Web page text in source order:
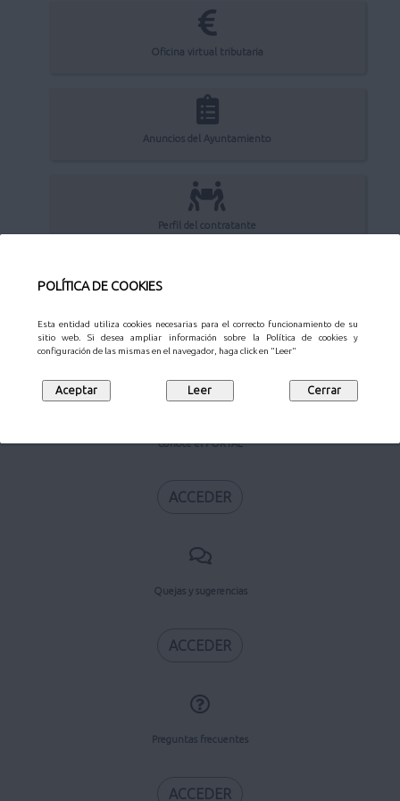
POLÍTICA DE COOKIES
Esta entidad utiliza cookies necesarias para el correcto funcionamiento de su
sitio web. Si desea ampliar información sobre la Política de cookies y
configuración de las mismas en el navegador, haga click en "Leer"
Oficina virtual tributaria
Anuncios del Ayuntamiento
Perfil del contratante
Conoce el PORTAL
ACCEDER
Quejas y sugerencias
ACCEDER
Preguntas frecuentes
ACCEDER